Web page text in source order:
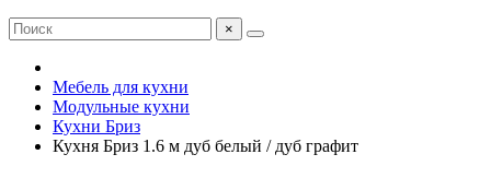
×
Мебель для кухни
Модульные кухни
Кухни Бриз
Кухня Бриз 1.6 м дуб белый / дуб графит